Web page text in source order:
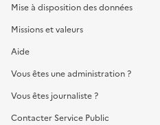
Mise à disposition des données
Missions et valeurs
Aide
Vous êtes une administration ?
Vous êtes journaliste ?
Contacter Service Public